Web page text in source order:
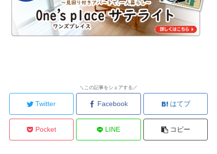
＼この記事をシェアする／
Twitter Facebook はてブ
Pocket LINE コピー